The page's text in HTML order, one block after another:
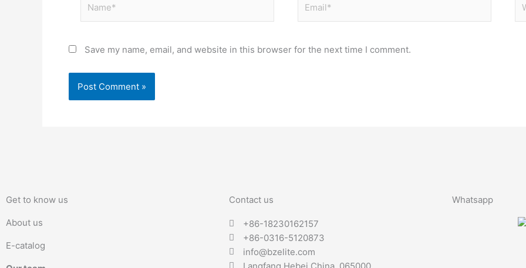
Save my name, email, and website in this browser for the next time I comment.
Get to know us
About us
E-catalog
Contact us
+86-18230162157
+86-0316-5120873
info@bzelite.com
Langfang,Hebei,China. 065000
Whatsapp